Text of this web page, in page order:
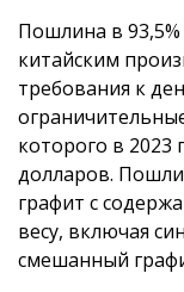
Пошлина в
китайским
требования к
которого в 2023
долларов.
графит с
весу, включая
смешанный